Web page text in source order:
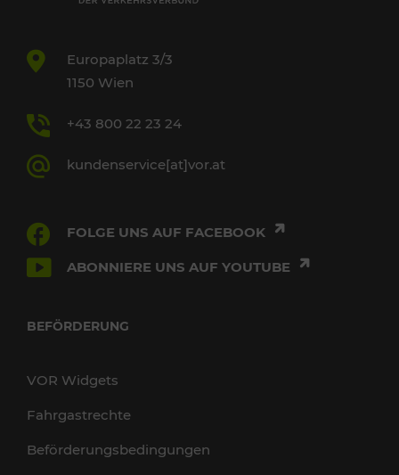
Europaplatz 3/3
1150 Wien
+43 800 22 23 24
kundenservice[at]vor.at
FOLGE UNS AUF FACEBOOK
ABONNIERE UNS AUF YOUTUBE
BEFÖRDERUNG
VOR Widgets
Fahrgastrechte
Beförderungsbedingungen